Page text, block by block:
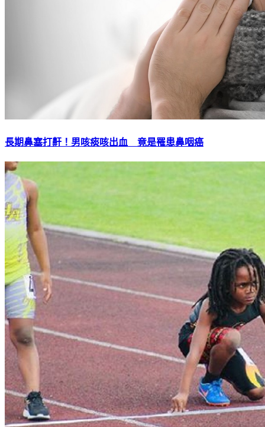
長期鼻塞打鼾！男咳痰咳出血 竟是罹患鼻咽癌